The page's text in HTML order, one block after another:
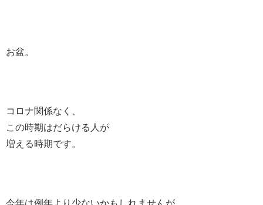
お盆。
コロナ関係なく、
この時期はだらける人が
増える時期です。
今年は例年より少ないかもしれませんが、